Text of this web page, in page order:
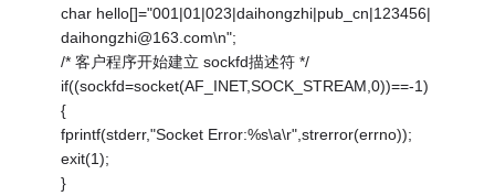
char hello[]="001|01|023|daihongzhi|pub_cn|123456|
daihongzhi@163.com\n";
/* 客户程序开始建立 sockfd描述符 */
if((sockfd=socket(AF_INET,SOCK_STREAM,0))==-1)
{
fprintf(stderr,"Socket Error:%s\a\r",strerror(errno));
exit(1);
}